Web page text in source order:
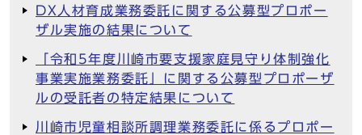
DX人材育成業務委託に関する公募型プロポー
ザル実施の結果について
「令和5年度川崎市要支援家庭見守り体制強化
事業実施業務委託」に関する公募型プロポーザ
ルの受託者の特定結果について
川崎市児童相談所調理業務委託に係るプロポー